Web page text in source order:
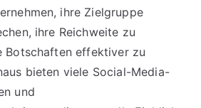
ihre Zielgruppe
ihre Reichweite zu
Botschaften effektiver zu
bieten viele Social-Media-
und